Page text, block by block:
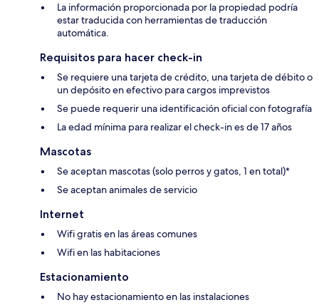
La información proporcionada por la propiedad podría
estar traducida con herramientas de traducción
automática.
Requisitos para hacer check-in
Se requiere una tarjeta de crédito, una tarjeta de débito o
un depósito en efectivo para cargos imprevistos
Se puede requerir una identificación oficial con fotografía
La edad mínima para realizar el check-in es de 17 años
Mascotas
Se aceptan mascotas (solo perros y gatos, 1 en total)*
Se aceptan animales de servicio
Internet
Wifi gratis en las áreas comunes
Wifi en las habitaciones
Estacionamiento
No hay estacionamiento en las instalaciones